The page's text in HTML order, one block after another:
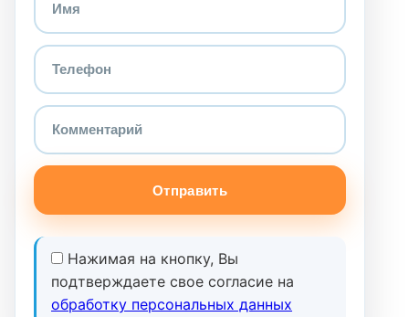
Отправить
Нажимая на кнопку, Вы
подтверждаете свое согласие на
обработку персональных данных